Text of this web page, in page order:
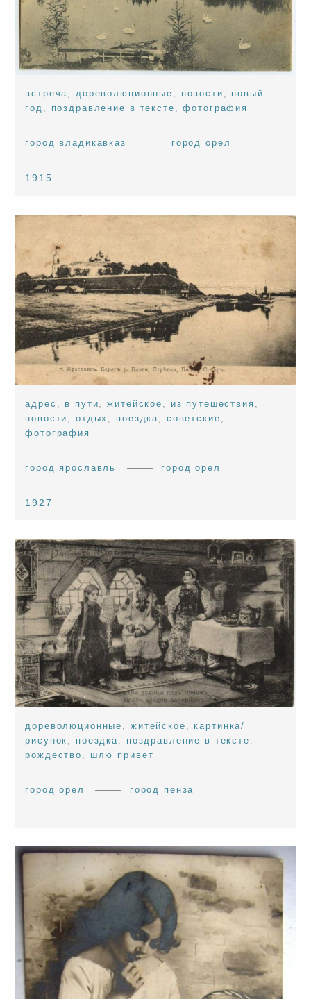
встреча,дореволюционные , новости , новый
год , поздравление в тексте ,фотография
город владикавказ город орел
1915
адрес в пути ,житейское из путешествия
новости
,отдых поездка советские
фотография
город ярославль город орел
1927
дореволюционные , житейское ,картинка/
рисунок , поездка, поздравление в тексте ,
рождество , шлю привет
город орел город пенза